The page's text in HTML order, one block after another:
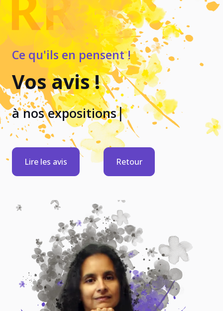
Ce qu'ils en pensent !
Vos avis !
à nos expositions Street Ar|
Lire les avis Retour